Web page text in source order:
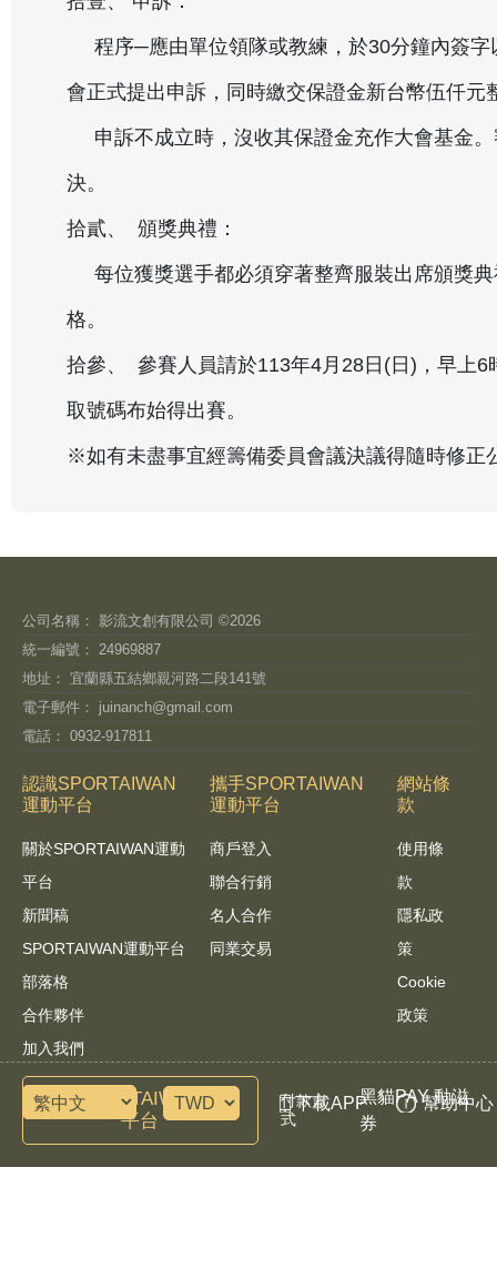
程序─應由單位領隊或教練，於30分鐘內簽字
會正式提出申訴，同時繳交保證金新台幣伍仟元
申訴不成立時，沒收其保證金充作大會基金。
決。
拾貳、 頒獎典禮：
每位獲獎選手都必須穿著整齊服裝出席頒獎典
格。
拾參、 參賽人員請於113年4月28日(日)，早上6
取號碼布始得出賽。
※如有未盡事宜經籌備委員會議決議得隨時修
公司名稱： 影流文創有限公司 ©2026
統一編號： 24969887
地址： 宜蘭縣五結鄉親河路二段141號
電子郵件： juinanch@gmail.com
電話： 0932-917811
認識SPORTAIWAN
運動平台
關於SPORTAIWAN運動
平台
新聞稿
SPORTAIWAN運動平台
部落格
合作夥伴
加入我們
攜手SPORTAIWAN
運動平台
商戶登入
聯合行銷
名人合作
同業交易
網站條
款
使用條
款
隱私政
策
Cookie
政策
諮詢SPORTAIWAN運動
平台
付款方
式
黑貓PAY 動滋
券
下載APP 幫助中心